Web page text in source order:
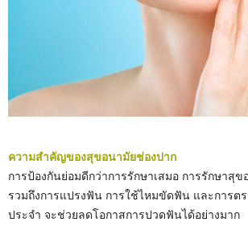
ความสำคัญของสุขอนามัยช่องปาก
การป้องกันย่อมดีกว่าการรักษาเสมอ การรักษาสุ
รวมถึงการแปรงฟัน การใช้ไหมขัดฟัน และการต
ประจำ จะช่วยลดโอกาสการปวดฟันได้อย่างมาก